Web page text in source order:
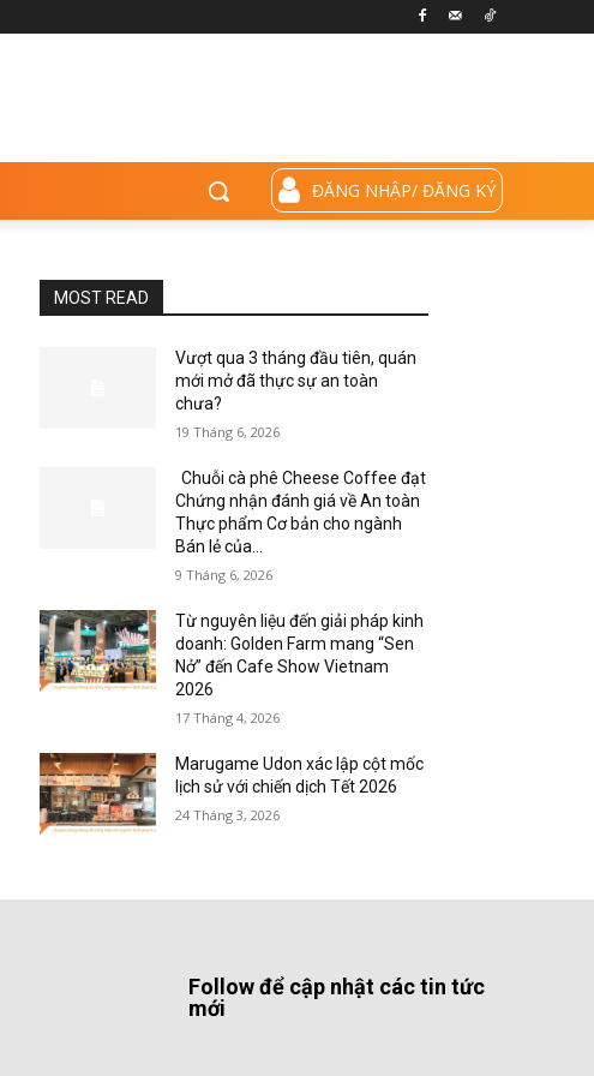
ĐĂNG NHẬP/ ĐĂNG KÝ
MOST READ
Vượt qua 3 tháng đầu tiên, quán
mới mở đã thực sự an toàn
chưa?
19 Tháng 6, 2026
Chuỗi cà phê Cheese Coffee đạt
Chứng nhận đánh giá về An toàn
Thực phẩm Cơ bản cho ngành
Bán lẻ của...
9 Tháng 6, 2026
Từ nguyên liệu đến giải pháp kinh
doanh: Golden Farm mang “Sen
Nở” đến Cafe Show Vietnam
2026
17 Tháng 4, 2026
Marugame Udon xác lập cột mốc
lịch sử với chiến dịch Tết 2026
24 Tháng 3, 2026
Follow để cập nhật các tin tức
mới